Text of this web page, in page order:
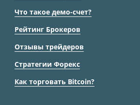
Что такое демо-счет?
Рейтинг Брокеров
Отзывы трейдеров
Стратегии Форекс
Как торговать Bitcoin?